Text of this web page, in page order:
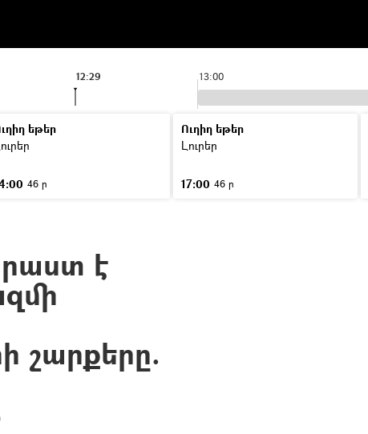
13:00
12:29
եթեր
46 ր
Ուղիղ եթեր
Լուրեր
17:00 46 ր
է
շարքերը.